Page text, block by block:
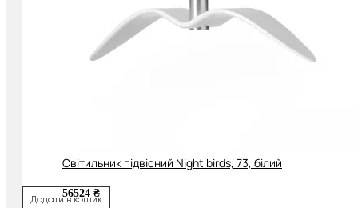
Світильник підвісний Night birds, 73, білий
56524 ₴
Додати в кошик